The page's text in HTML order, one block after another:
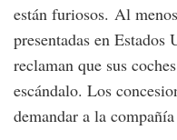
están furiosos. Al
presentadas en Estados
reclaman que sus
escándalo. Los
demandar a la